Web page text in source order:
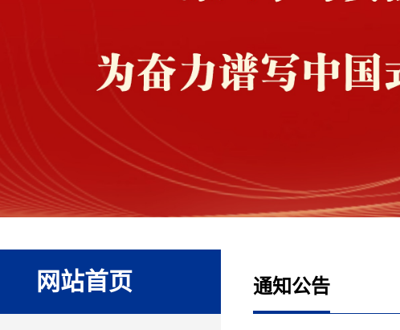
网站首页 通知公告